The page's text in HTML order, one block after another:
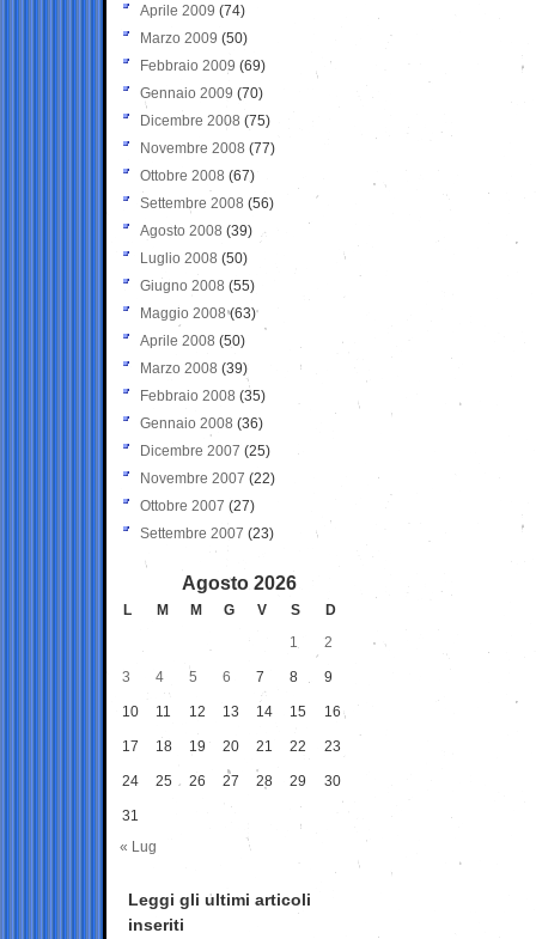
Aprile 2009 (74)
Marzo 2009 (50)
Febbraio 2009 (69)
Gennaio 2009 (70)
Dicembre 2008 (75)
Novembre 2008 (77)
Ottobre 2008 (67)
Settembre 2008 (56)
Agosto 2008 (39)
Luglio 2008 (50)
Giugno 2008 (55)
Maggio 2008(63)
Aprile 2008 (50)
Marzo 2008 (39)
Febbraio 2008 (35)
Gennaio 2008 (36)
Dicembre 2007 (25)
Novembre 2007 (22)
Ottobre 2007 (27)
Settembre 2007 (23)
Agosto 2026
L M M G V S
D
1
2
3 4 5 6 7 8 9
10 11 12 13 14 15 16
17 18 19 20 21 22 23
24 25 26 27 28 29 30
31
« Lug
Leggi gli ultimi articoli
inseriti